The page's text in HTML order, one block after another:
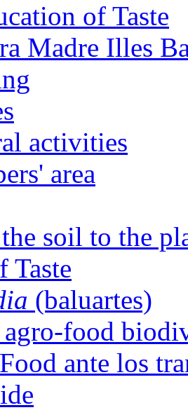
of Taste
Madre Illes
activities
area
soil to the
Taste
(baluartes)
food
ante los